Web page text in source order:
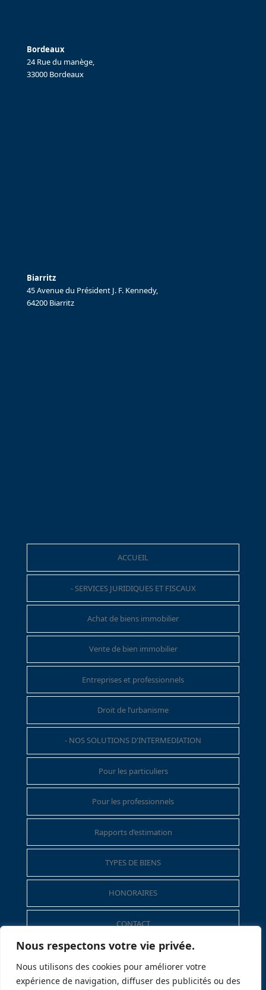
Nous respectons votre vie privée.
Nous utilisons des cookies pour améliorer votre
expérience de navigation, diffuser des publicités ou des
Bordeaux
24 Rue du manège,
33000 Bordeaux
Biarritz
45 Avenue du Président J. F. Kennedy,
64200 Biarritz
ACCUEIL
- SERVICES JURIDIQUES ET FISCAUX
Achat de biens immobilier
Vente de bien immobilier
Entreprises et professionnels
Droit de l’urbanisme
- NOS SOLUTIONS D'INTERMEDIATION
Pour les particuliers
Pour les professionnels
Rapports d’estimation
TYPES DE BIENS
HONORAIRES
CONTACT
Mentions légales
Politique de données personnelles